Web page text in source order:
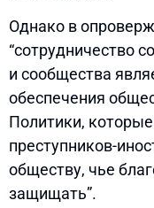
Однако в
“сотрудничество
и сообщества
обеспечения
Политики,
преступников-
обществу, чье
защищать”.